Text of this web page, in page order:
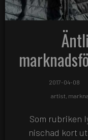
2017-04-08
artist,
Som rubriken
nischad kort